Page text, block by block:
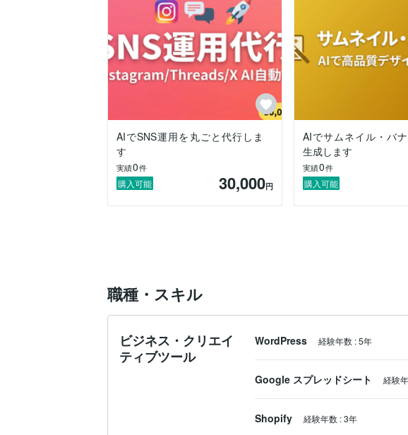
・自社の広告戦略を相談したい
・LPや動画を使って認知度を高めたい
・施策に必要なキャスティングをお願いしたい
・社内業務をAIで効率化したい
◾️ お見積もり・ご相談はお気軽に！
御社の課題に合わせ、最適なプランをご提案いたします。
AIでSNS運用を丸ごと代行しま
す
実績0件
購入可能 30,000円
AIでサムネイル・バ
生成します
実績0件
購入可能
職種・スキル
ビジネス・クリエイ
ティブツール
WordPress 経験年数 :5年
Google スプレッドシート 経験
Shopify 経験年数 :3年